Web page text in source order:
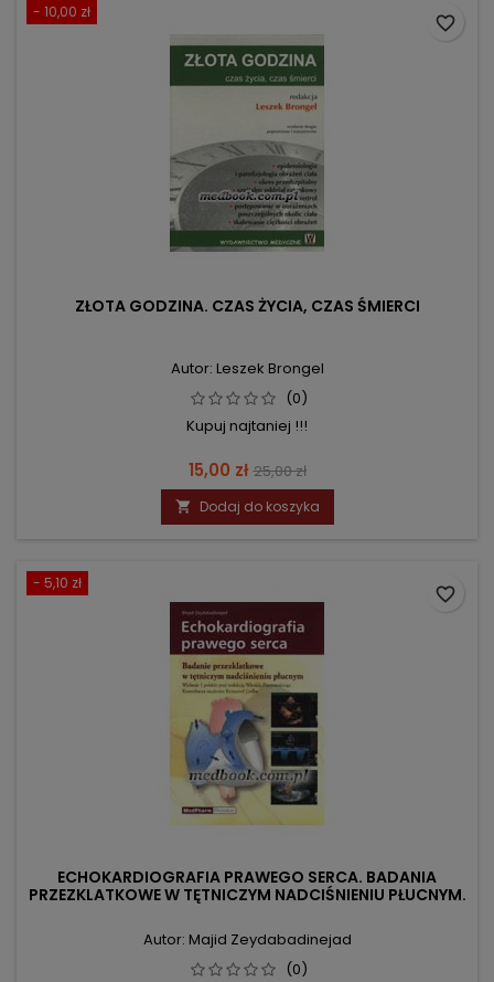
- 10,00 zł
ZŁOTA GODZINA. CZAS ŻYCIA, CZAS ŚMIERCI
Autor: Leszek Brongel
(0)
Kupuj najtaniej !!!
Cena
15,00 zł Cena
podstawowa
25,00 zł
 Dodaj do koszyka
favorite_border
- 5,10 zł
ECHOKARDIOGRAFIA PRAWEGO SERCA. BADANIA
PRZEZKLATKOWE W TĘTNICZYM NADCIŚNIENIU PŁUCNYM.
Autor: Majid Zeydabadinejad
(0)
favorite_border